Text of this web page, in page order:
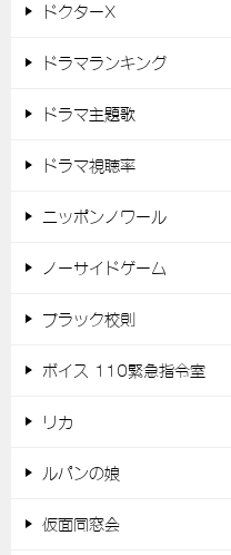
ドクターX
ドラマランキング
ドラマ主題歌
ドラマ視聴率
ニッポンノワール
ノーサイドゲーム
ブラック校則
ボイス 110緊急指令室
リカ
ルパンの娘
仮面同窓会